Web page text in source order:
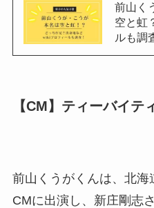
前山く
空と虹
ルも調
【CM】ティーバイテ
前山くうがくんは、北
CMに出演し、新庄剛志